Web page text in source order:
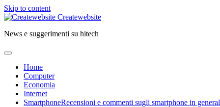
Skip to content
Createwebsite
News e suggerimenti su hitech
Home
Computer
Economia
Internet
SmartphoneRecensioni e commenti sugli smartphone in